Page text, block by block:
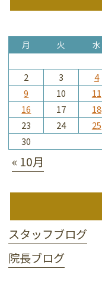
月 火 水
2
3 4
9
10 11
16
17 18
23
24 25
30
« 10月
スタッフブログ
院長ブログ